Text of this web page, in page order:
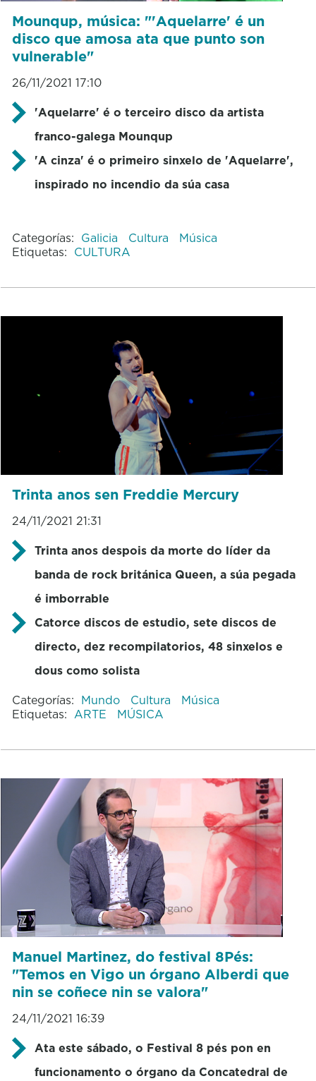
Mounqup, música: "'Aquelarre' é un
disco que amosa ata que punto son
vulnerable"
26/11/2021 17:10
'Aquelarre' é o terceiro disco da artista
franco-galega Mounqup
'A cinza' é o primeiro sinxelo de 'Aquelarre',
inspirado no incendio da súa casa
Categorías: Galicia Cultura
Música
Etiquetas: CULTURA
Trinta anos sen Freddie Mercury
24/11/2021 21:31
Trinta anos despois da morte do líder da
banda de rock británica Queen, a súa pegada
é imborrable
Catorce discos de estudio, sete discos de
directo, dez recompilatorios, 48 sinxelos e
dous como solista
Categorías: Mundo Cultura
Música
Etiquetas: ARTE MÚSICA
Manuel Martinez, do festival 8Pés:
"Temos en Vigo un órgano Alberdi que
nin se coñece nin se valora"
24/11/2021 16:39
Ata este sábado, o Festival 8 pés pon en
funcionamento o órgano da Concatedral de